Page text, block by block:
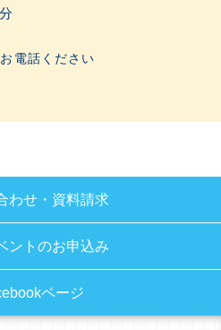
電話ください
わせ・資料請求
ントのお申込み
ページ